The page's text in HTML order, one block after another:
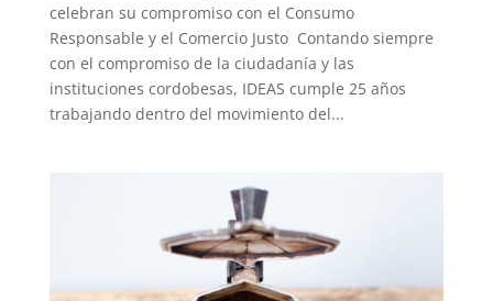
celebran su compromiso con el Consumo
Responsable y el Comercio Justo Contando siempre
con el compromiso de la ciudadanía y las
instituciones cordobesas, IDEAS cumple 25 años
trabajando dentro del movimiento del...